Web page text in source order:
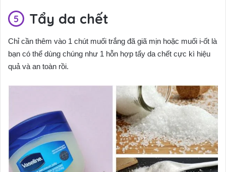
Tẩy da chết
Chỉ cần thêm vào 1 chút muối trắng đã giã mịn hoặc muối i-ốt là
bạn có thể dùng chúng như 1 hỗn hợp tẩy da chết cực kì hiệu
quả và an toàn rồi.